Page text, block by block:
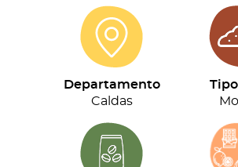
Tripack
c/u)
cantidad
Departamento
Caldas